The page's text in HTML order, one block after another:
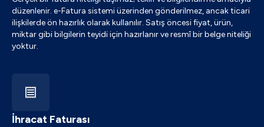
düzenlenir. e-Fatura sistemi üzerinden gönderilmez, ancak ticari
ilişkilerde ön hazırlık olarak kullanılır. Satış öncesi fiyat, ürün,
miktar gibi bilgilerin teyidi için hazırlanır ve resmî bir belge niteliği
yoktur.
İhracat Faturası